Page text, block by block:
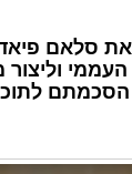
סלאם
הסכמתם